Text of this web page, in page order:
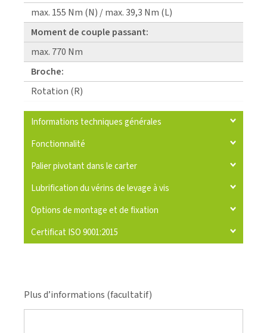
max. 155 Nm (N) / max. 39,3 Nm (L)
Moment de couple passant:
max. 770 Nm
Broche:
Rotation (R)
Informations techniques générales
Fonctionnalité
Palier pivotant dans le carter
Lubrification du vérins de levage à vis
Options de montage et de fixation
Certificat ISO 9001:2015
Plus d’informations (facultatif)